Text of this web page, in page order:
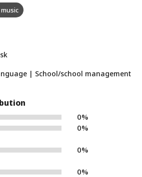
| School/school management
0%
0%
0%
0%